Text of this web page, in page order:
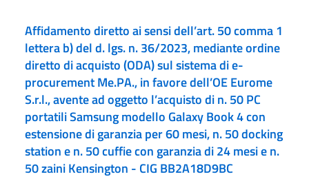
Affidamento diretto ai sensi dell’art. 50 comma 1
lettera b) del d. lgs. n. 36/2023, mediante ordine
diretto di acquisto (ODA) sul sistema di e-
procurement Me.PA., in favore dell’OE Eurome
S.r.l., avente ad oggetto l’acquisto di n. 50 PC
portatili Samsung modello Galaxy Book 4 con
estensione di garanzia per 60 mesi, n. 50 docking
station e n. 50 cuffie con garanzia di 24 mesi e n.
50 zaini Kensington - CIG BB2A18D9BC